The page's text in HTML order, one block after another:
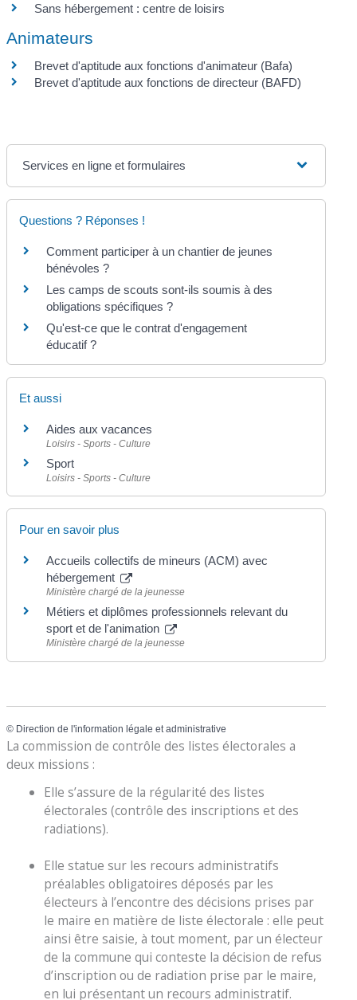
Sans hébergement : centre de loisirs
Animateurs
Brevet d'aptitude aux fonctions d'animateur (Bafa)
Brevet d'aptitude aux fonctions de directeur (BAFD)
Services en ligne et formulaires
Questions ? Réponses !
Comment participer à un chantier de jeunes
bénévoles ?
Les camps de scouts sont-ils soumis à des
obligations spécifiques ?
Qu'est-ce que le contrat d'engagement
éducatif ?
Et aussi
Aides aux vacances
Loisirs - Sports - Culture
Sport
Loisirs - Sports - Culture
Pour en savoir plus
Accueils collectifs de mineurs (ACM) avec
hébergement
Ministère chargé de la jeunesse
Métiers et diplômes professionnels relevant du
sport et de l'animation
Ministère chargé de la jeunesse
© Direction de l'information légale et administrative
La commission de contrôle des listes électorales a
deux missions :
Elle s’assure de la régularité des listes
électorales (contrôle des inscriptions et des
radiations).
Elle statue sur les recours administratifs
préalables obligatoires déposés par les
électeurs à l’encontre des décisions prises par
le maire en matière de liste électorale : elle peut
ainsi être saisie, à tout moment, par un électeur
de la commune qui conteste la décision de refus
d’inscription ou de radiation prise par le maire,
en lui présentant un recours administratif.